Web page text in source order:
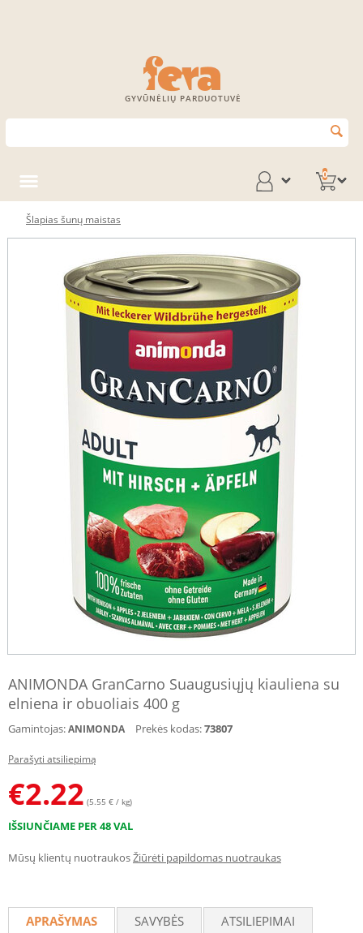
GYVŪNĖLIŲ PARDUOTUVĖ
0
Šlapias šunų maistas
ANIMONDA GranCarno Suaugusiųjų kiauliena su
elniena ir obuoliais 400 g
Gamintojas:ANIMONDA Prekės kodas:73807
Parašyti atsiliepimą
€2.22 (5.55 € / kg)
IŠSIUNČIAME PER 48 VAL
Mūsų klientų nuotraukosŽiūrėti papildomas nuotraukas
APRAŠYMAS SAVYBĖS
ATSILIEPIMAI